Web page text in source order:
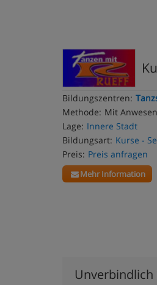
Bildungszentren:
Methode: Mit
Lage: Innere Stadt
Bildungsart: Kurse -
Preis: Preis anfragen
Mehr Information